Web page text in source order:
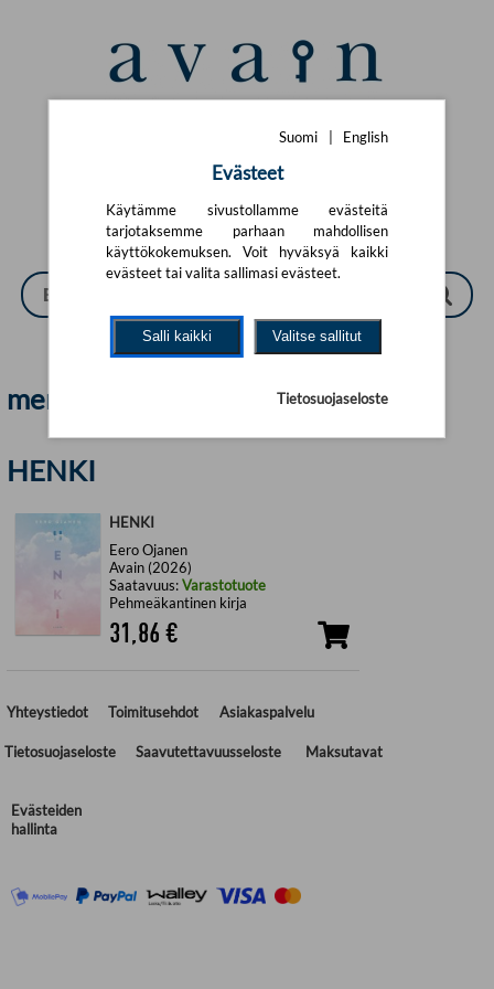
English
merkitykset_(semantiikka) | Avain
HENKI
HENKI
Eero Ojanen
Avain (2026)
Saatavuus:Varastotuote
Pehmeäkantinen kirja
31,86 €
Yhteystiedot Toimitusehdot Asiakaspalvelu
Tietosuojaseloste Saavutettavuusseloste Maksutavat
Evästeiden
hallinta
Suomi English
Evästeet
Käytämme sivustollamme evästeitä
tarjotaksemme parhaan mahdollisen
käyttökokemuksen. Voit hyväksyä kaikki
evästeet tai valita sallimasi evästeet.
Salli kaikki Valitse sallitut
Tietosuojaseloste